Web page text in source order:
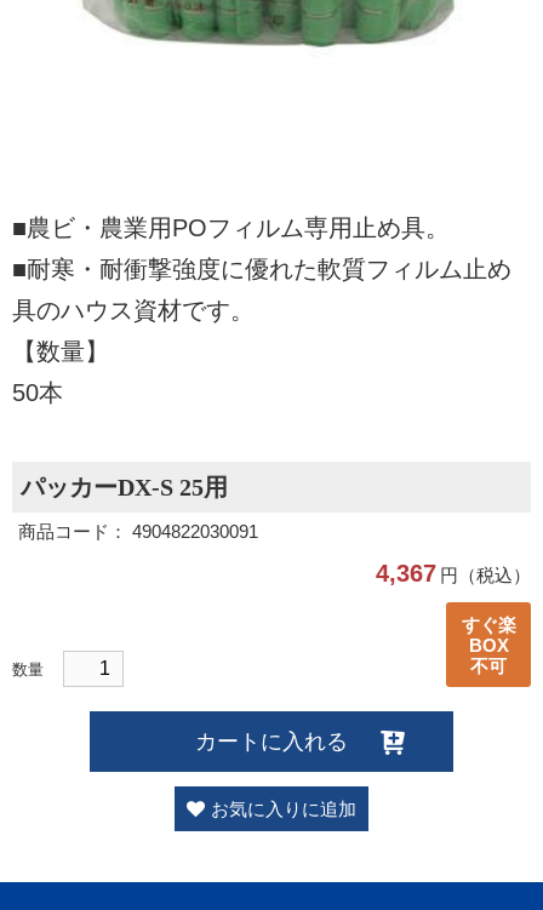
■農ビ・農業用POフィルム専用止め具。
■耐寒・耐衝撃強度に優れた軟質フィルム止め
具のハウス資材です。
【数量】
50本
パッカーDX-S 25用
商品コード： 4904822030091
4,367 円（税込）
数量
すぐ楽
BOX
不可
カートに入れる
お気に入りに追加